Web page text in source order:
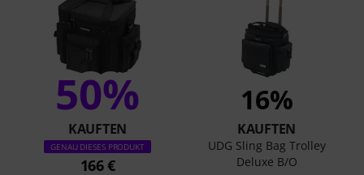
50%
KAUFTEN
GENAU DIESES PRODUKT
166 €
16%
KAUFTEN
UDG Sling Bag Trolley
Deluxe B/O